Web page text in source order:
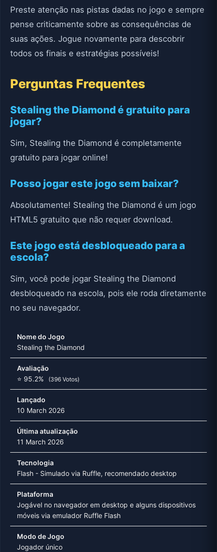
Preste atenção nas pistas dadas no jogo e sempre
pense criticamente sobre as consequências de
suas ações. Jogue novamente para descobrir
todos os finais e estratégias possíveis!
Perguntas Frequentes
Stealing the Diamond é gratuito para
jogar?
Sim, Stealing the Diamond é completamente
gratuito para jogar online!
Posso jogar este jogo sem baixar?
Absolutamente! Stealing the Diamond é um jogo
HTML5 gratuito que não requer download.
Este jogo está desbloqueado para a
escola?
Sim, você pode jogar Stealing the Diamond
desbloqueado na escola, pois ele roda diretamente
no seu navegador.
Nome do Jogo
Stealing the Diamond
Avaliação
⭐ 95.2%
(396 Votos)
Lançado
10 March 2026
Última atualização
11 March 2026
Tecnologia
Flash - Simulado via Ruffle, recomendado desktop
Plataforma
Jogável no navegador em desktop e alguns dispositivos
móveis via emulador Ruffle Flash
Modo de Jogo
Jogador único